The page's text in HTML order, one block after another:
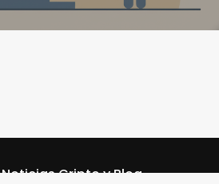
Noticias Cripto y Blog